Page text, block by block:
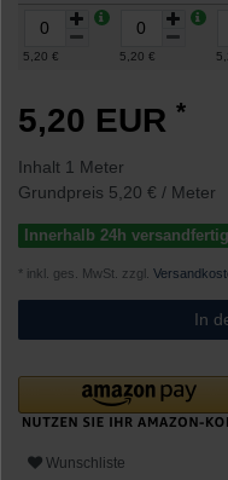
5,20 € 5,20 €
5,20 EUR *
Inhalt 1 Meter
Grundpreis 5,20 € / Meter
Innerhalb 24h
* inkl. ges. MwSt. zzgl.
In
Wunschliste